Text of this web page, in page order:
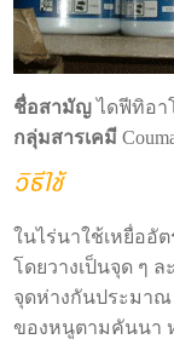
ชื่อสามัญไดฟีทิอา
กลุ่มสารเคมี
ในไร่นาใช้เหยื่ออัต
โดยวางเป็นจุด ๆ
จุดห่างกันประมาณ
ของหนูตามคันนา